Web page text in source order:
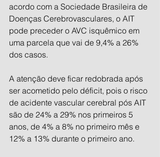
acordo com a Sociedade Brasileira de
Doenças Cerebrovasculares, o AIT
pode preceder o AVC isquêmico em
uma parcela que vai de 9,4% a 26%
dos casos.
A atenção deve ficar redobrada após
ser acometido pelo déficit, pois o risco
de acidente vascular cerebral pós AIT
são de 24% a 29% nos primeiros 5
anos, de 4% a 8% no primeiro mês e
12% a 13% durante o primeiro ano.